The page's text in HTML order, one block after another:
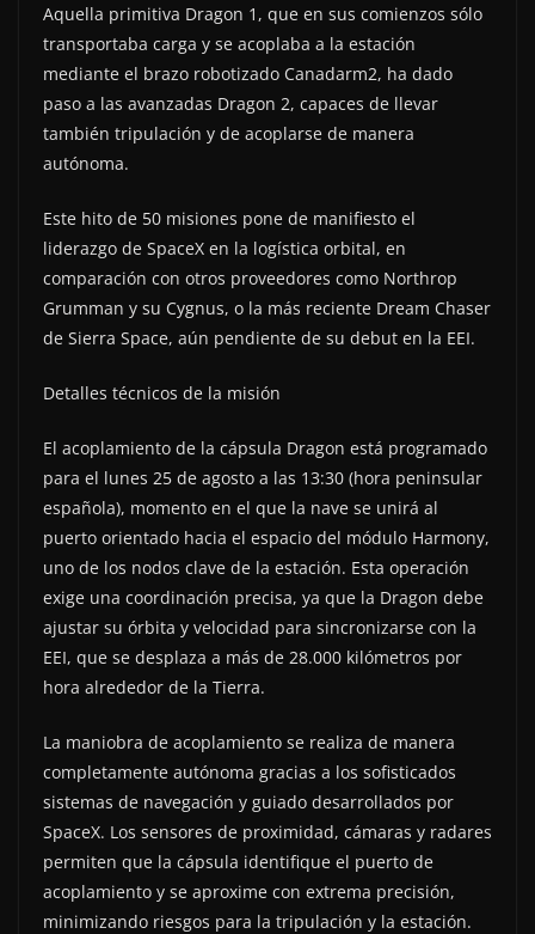
Aquella primitiva Dragon 1, que en sus comienzos sólo
transportaba carga y se acoplaba a la estación
mediante el brazo robotizado Canadarm2, ha dado
paso a las avanzadas Dragon 2, capaces de llevar
también tripulación y de acoplarse de manera
autónoma.
Este hito de 50 misiones pone de manifiesto el
liderazgo de SpaceX en la logística orbital, en
comparación con otros proveedores como Northrop
Grumman y su Cygnus, o la más reciente Dream Chaser
de Sierra Space, aún pendiente de su debut en la EEI.
Detalles técnicos de la misión
El acoplamiento de la cápsula Dragon está programado
para el lunes 25 de agosto a las 13:30 (hora peninsular
española), momento en el que la nave se unirá al
puerto orientado hacia el espacio del módulo Harmony,
uno de los nodos clave de la estación. Esta operación
exige una coordinación precisa, ya que la Dragon debe
ajustar su órbita y velocidad para sincronizarse con la
EEI, que se desplaza a más de 28.000 kilómetros por
hora alrededor de la Tierra.
La maniobra de acoplamiento se realiza de manera
completamente autónoma gracias a los sofisticados
sistemas de navegación y guiado desarrollados por
SpaceX. Los sensores de proximidad, cámaras y radares
permiten que la cápsula identifique el puerto de
acoplamiento y se aproxime con extrema precisión,
minimizando riesgos para la tripulación y la estación.